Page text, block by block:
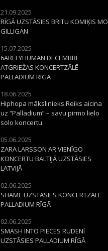
21.09.2025
RĪGĀ UZSTĀSIES BRITU KOMIĶIS MO
GILLIGAN
15.07.2025
6ARELYHUMAN DECEMBRĪ
ATGRIEŽAS KONCERTZĀLĒ
PALLADIUM RĪGA
18.06.2025
Hiphopa mākslinieks Reiks aicina
uz “Palladium” – savu pirmo lielo
solo koncertu
05.06.2025
ZARA LARSSON AR VIENĪGO
KONCERTU BALTIJĀ UZSTĀSIES
LATVIJĀ
02.06.2025
SHAME UZSTĀSIES KONCERTZĀLĒ
PALLADIUM RĪGĀ
02.06.2025
SMASH INTO PIECES RUDENĪ
UZSTĀSIES PALLADIUM RĪGĀ